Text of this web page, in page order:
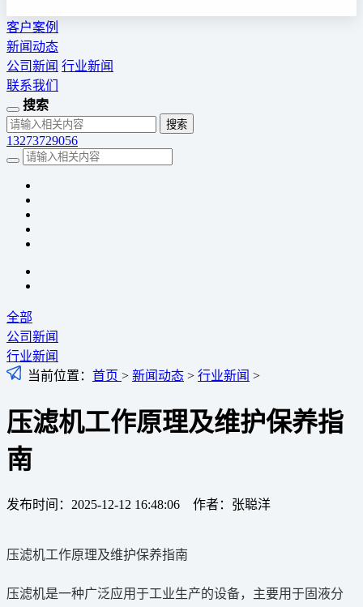
客户案例
新闻动态
公司新闻 行业新闻
联系我们
搜索
13273729056
全部
公司新闻
行业新闻
当前位置： 首页 > 新闻动态 > 行业新闻 >
压滤机工作原理及维护保养指
南
发布时间：2025-12-12 16:48:06 作者：张聪洋
压滤机工作原理及维护保养指南
压滤机是一种广泛应用于工业生产的设备，主要用于固液分